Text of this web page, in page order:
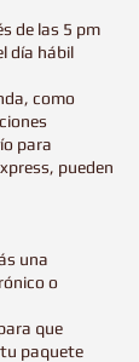
de las 5 pm
día hábil
como
para
pueden
una
o
que
paquete